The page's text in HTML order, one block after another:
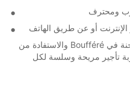
ومحترف
أو عن طريق الهاتف
لا تتردد في الاتصال بنا اليوم لحجز شاحنة في Boufféré والاستفادة من
تأجير مريحة وسلسة لكل